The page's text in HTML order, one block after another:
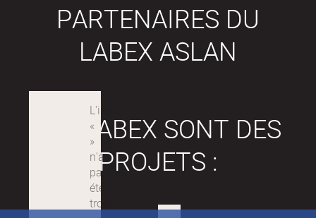
PARTENAIRES DU
LABEX ASLAN
LES LABEX SONT DES
PROJETS :